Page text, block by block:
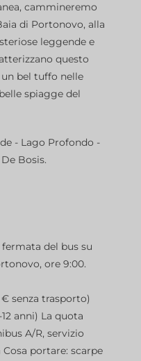
cammineremo
di Portonovo, alla
leggende e
questo
un bel tuffo nelle
spiagge del
- Lago Profondo -
Bosis.
del bus su
ore 9:00.
senza trasporto)
anni) La quota
A/R, servizio
portare: scarpe